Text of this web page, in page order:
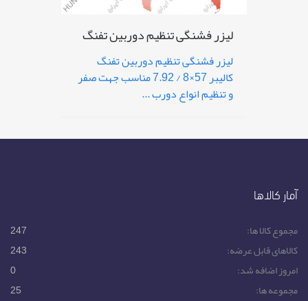
لیزر فشنگی تنظیم دوربین تفنگ
لیزر فشنگی تنظیم دوربین تفنگ
کالیبر 57×8 / 7.92 مناسب جهت صفر
و تنظیم انواع دورب ...
آمار کالاها
مجموع کالا ها:
247
کالاهای قابل عرضه:
243
امروز اضافه شد:
0
مجموعه ها:
25